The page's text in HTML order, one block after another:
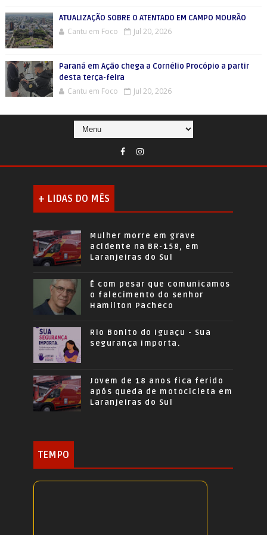
ATUALIZAÇÃO SOBRE O ATENTADO EM CAMPO MOURÃO
Cantu em Foco Jul 20, 2026
Paraná em Ação chega a Cornélio Procópio a partir
desta terça-feira
Cantu em Foco Jul 20, 2026
+ LIDAS DO MÊS
Mulher morre em grave
acidente na BR-158, em
Laranjeiras do Sul
É com pesar que comunicamos
o falecimento do senhor
Hamilton Pacheco
Rio Bonito do Iguaçu - Sua
segurança importa.
Jovem de 18 anos fica ferido
após queda de motocicleta em
Laranjeiras do Sul
TEMPO